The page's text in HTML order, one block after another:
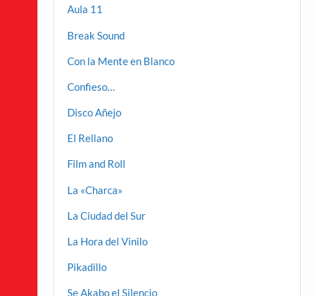
Aula 11
Break Sound
Con la Mente en Blanco
Confieso…
Disco Añejo
El Rellano
Film and Roll
La «Charca»
La Ciudad del Sur
La Hora del Vinilo
Pikadillo
Se Akabo el Silencio